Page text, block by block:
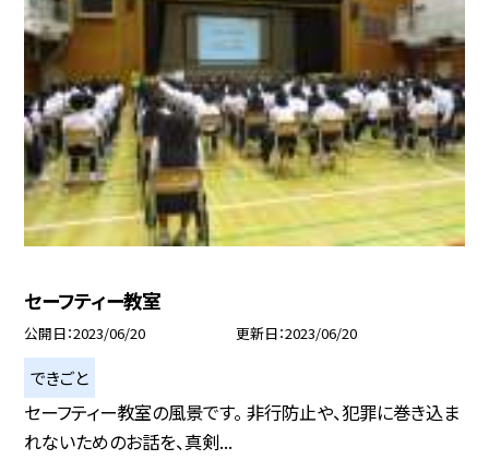
セーフティー教室
公開日 2023/06/20 更新日 2023/06/20
できごと
セーフティー教室の風景です。 非行防止や、犯罪に巻き込ま
れないためのお話を、真剣...